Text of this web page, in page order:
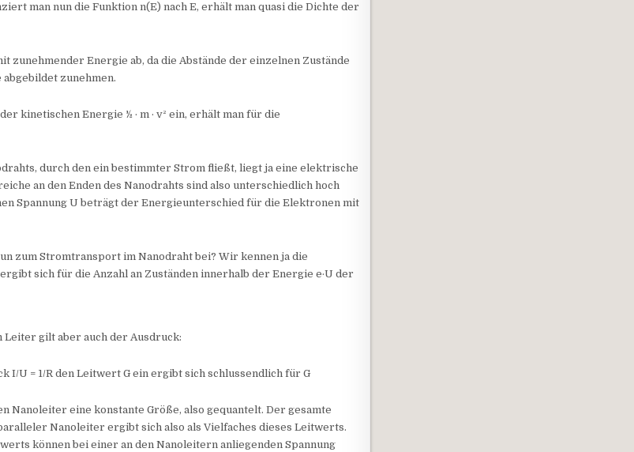
man nun die Funktion n(E) nach E, erhält man quasi die Dichte der
zunehmender Energie ab, da die Abstände der einzelnen Zustände
zunehmen.
kinetischen Energie ½ · m · v² ein, erhält man für die
durch den ein bestimmter Strom fließt, liegt ja eine elektrische
an den Enden des Nanodrahts sind also unterschiedlich hoch
Spannung U beträgt der Energieunterschied für die Elektronen mit
zum Stromtransport im Nanodraht bei? Wir kennen ja die
sich für die Anzahl an Zuständen innerhalb der Energie e·U der
gilt aber auch der Ausdruck:
I/U = 1/R den Leitwert G ein ergibt sich schlussendlich für G
Nanoleiter eine konstante Größe, also gequantelt. Der gesamte
Nanoleiter ergibt sich also als Vielfaches dieses Leitwerts.
können bei einer an den Nanoleitern anliegenden Spannung